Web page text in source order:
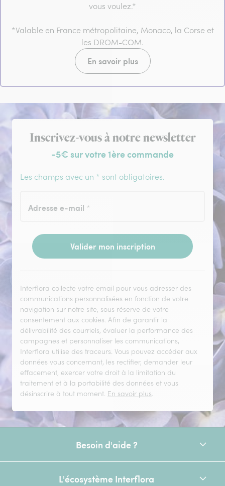
vous voulez.*
*Valable en France métropolitaine, Monaco, la Corse et
les DROM-COM.
En savoir plus
Inscription à la newsletter
Inscrivez-vous à notre newsletter
-5€ sur votre 1ère commande
Les champs avec un * sont obligatoires.
Adresse e-mail *
Valider mon inscription
Interflora collecte votre email pour vous adresser des
communications personnalisées en fonction de votre
navigation sur notre site, sous réserve de votre
consentement aux cookies. Afin de garantir la
délivrabilité des courriels, évaluer la performance des
campagnes et personnaliser les communications,
Interflora utilise des traceurs. Vous pouvez accéder aux
données vous concernant, les rectifier, demander leur
effacement, exercer votre droit à la limitation du
traitement et à la portabilité des données et vous
désinscrire à tout moment. En savoir plus.
Besoin d'aide ?
L'écosystème Interflora